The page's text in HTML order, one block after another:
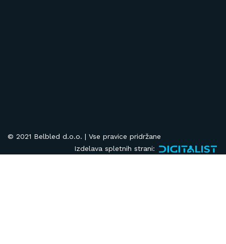
© 2021 Belbled d.o.o. | Vse pravice pridržane
Izdelava spletnih strani: